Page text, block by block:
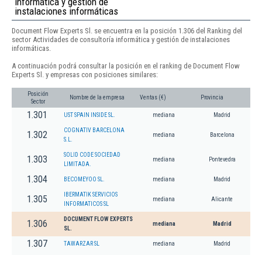
instalaciones informáticas
Document Flow Experts Sl. se encuentra en la posición 1.306 del Ranking del
sector Actividades de consultoría informática y gestión de instalaciones
informáticas.
A continuación podrá consultar la posición en el ranking de Document Flow
Experts Sl. y empresas con posiciones similares:
Posición
Sector
Nombre de la empresa Ventas (€) Provincia
1.301 UST SPAIN INSIDE SL. mediana Madrid
1.302
COGNATIV BARCELONA
S.L.
mediana Barcelona
1.303
SOLID CODE SOCIEDAD
LIMITADA.
mediana Pontevedra
1.304 BECOMEYOO SL. mediana Madrid
1.305
IBERMATIK SERVICIOS
INFORMATICOS SL
mediana Alicante
1.306
DOCUMENT FLOW EXPERTS
SL.
mediana Madrid
1.307 TAWARZAR SL mediana Madrid